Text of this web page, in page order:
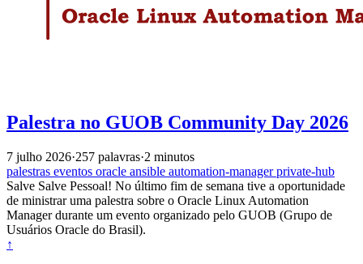
Palestra no GUOB Community Day 2026
7 julho 2026·257 palavras·2 minutos
palestras eventos oracle ansible automation-managerprivate-hub
Salve Salve Pessoal! No último fim de semana tive a oportunidade
de ministrar uma palestra sobre o Oracle Linux Automation
Manager durante um evento organizado pelo GUOB (Grupo de
Usuários Oracle do Brasil).
↑